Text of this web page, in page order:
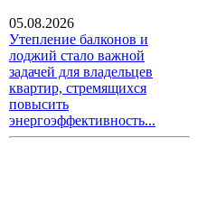
05.08.2026
Утепление балконов и
лоджий стало важной
задачей для владельцев
квартир, стремящихся
повысить
энергоэффективность...